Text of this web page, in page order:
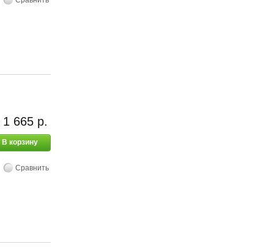
1 665 р.
В корзину
Сравнить